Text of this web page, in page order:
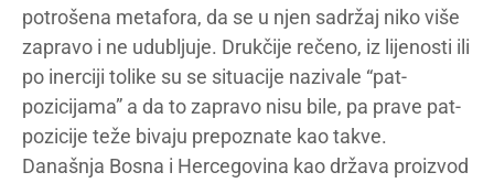
potrošena metafora, da se u njen sadržaj niko više
zapravo i ne udubljuje. Drukčije rečeno, iz lijenosti ili
po inerciji tolike su se situacije nazivale “pat-
pozicijama” a da to zapravo nisu bile, pa prave pat-
pozicije teže bivaju prepoznate kao takve.
Današnja Bosna i Hercegovina kao država proizvod